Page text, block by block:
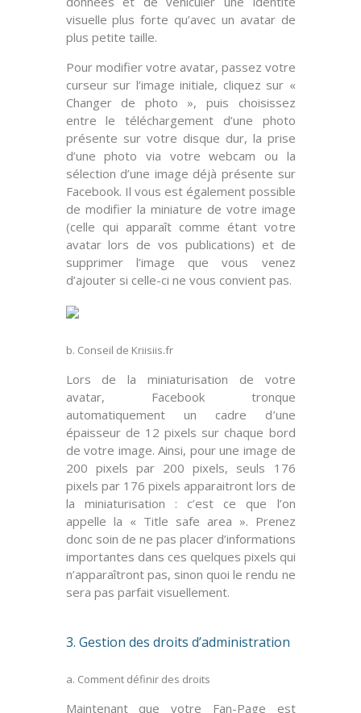
visuelle plus forte qu’avec un avatar de
plus petite taille.
Pour modifier votre avatar, passez votre
curseur sur l’image initiale, cliquez sur «
Changer de photo », puis choisissez
entre le téléchargement d’une photo
présente sur votre disque dur, la prise
d’une photo via votrewebcam ou la
sélection d’une image déjà présente sur
Facebook. Il vous est également possible
de modifier la miniature de votre image
(celle qui apparaît comme étant votre
avatar lors de vos publications) et de
supprimer l’image que vous venez
d’ajouter si celle-ci ne vous convient pas.
b. Conseil de Kriisiis.fr
Lors de la miniaturisation de votre
avatar, Facebook tronque
automatiquement un cadre d’une
épaisseur de 12 pixels sur chaque bord
de votre image. Ainsi, pour une image de
200 pixels par 200 pixels, seuls 176
pixels par 176 pixels apparaitront lors de
la miniaturisation : c’est ce que l’on
appelle la « Title safe area ». Prenez
donc soin de ne pas placer d’informations
importantes dans ces quelques pixels qui
n’apparaîtront pas, sinon quoi le rendu ne
sera pas parfait visuellement.
3. Gestion des droits d’administration
a. Comment définir des droits
Maintenant que votre Fan-Page est